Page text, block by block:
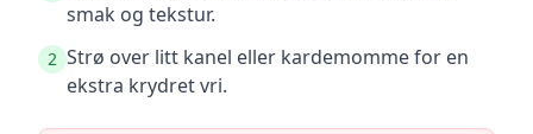
smak og tekstur.
2 Strø over litt kanel eller kardemomme for en
ekstra krydret vri.